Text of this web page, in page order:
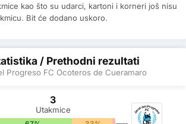
kao što su udarci, kartoni i korneri još nisu
Bit će dodano uskoro.
/ Prethodni rezultati
Progreso FC Ocoteros de Cueramaro
3
Utakmice